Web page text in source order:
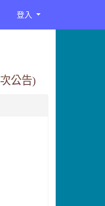
登入
公告)